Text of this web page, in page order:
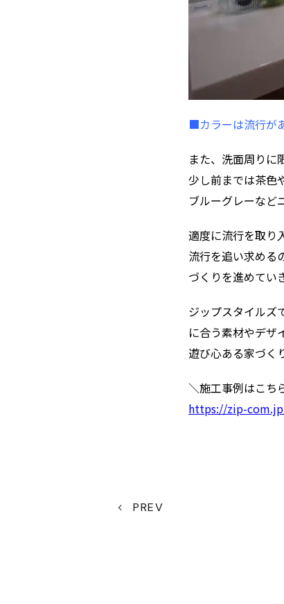
■カラーは流行が
また、洗面周りに
少し前までは茶色
ブルーグレーなど
適度に流行を取り
流行を追い求める
づくりを進めてい
ジップスタイルズ
に合う素材やデザ
遊び心ある家づく
＼施工事例はこち
https://zip-
PREV